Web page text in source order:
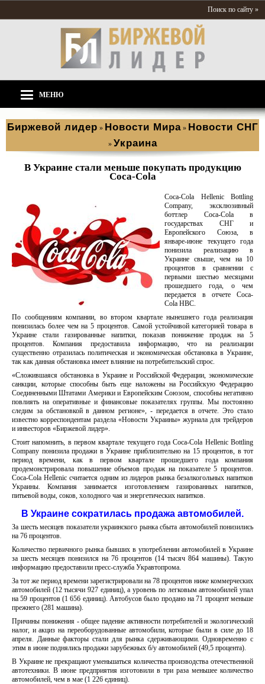
Поиск по сайту »
МЕНЮ
Биржевой лидер » Новости Мира » Новости СНГ
» Украина
В Украине стали меньше покупать продукцию
Coca-Cola
Coca-Cola Hellenic Bottling
Company, эксклюзивный
боттлер Coca-Cola в
государствах СНГ и
Европейского Союза, в
январе-июне текущего года
понизила реализацию в
Украине свыше, чем на 10
процентов в сравнении с
первыми шестью месяцами
прошедшего года, о чем
передается в отчете Сoca-
Cola HBC.
По сообщениям компании, во втором квартале нынешнего года реализация
понизилась более чем на 5 процентов. Самой устойчивой категорией товара в
Украине стали газированные напитки, показав понижение продаж на 5
процентов. Компания предоставила информацию, что на реализации
существенно отразилась политическая и экономическая обстановка в Украине,
так как данная обстановка имеет влияние на потребительский спрос.
«Сложившаяся обстановка в Украине и Российской Федерации, экономические
санкции, которые способны быть еще наложены на Российскую Федерацию
Соединенными Штатами Америки и Европейским Союзом, способны негативно
повлиять на оперативные и финансовые показателях группы. Мы постоянно
следим за обстановкой в данном регионе», - передается в отчете. Это стало
известно корреспондентам раздела «Новости Украины» журнала для трейдеров
и инвесторов «Биржевой лидер».
Стоит напомнить, в первом квартале текущего года Coca-Cola Hellenic Bottling
Company понизила продажи в Украине приблизительно на 15 процентов, в тот
период времени, как в первом квартале прошедшего года компания
продемонстрировала повышение объемов продаж на показателе 5 процентов.
Coca-Cola Hellenic считается одним из лидеров рынка безалкогольных напитков
Украины. Компания занимается изготовлением газированных напитков,
питьевой воды, соков, холодного чая и энергетических напитков.
В Украине сократилась продажа автомобилей.
За шесть месяцев показатели украинского рынка сбыта автомобилей понизились
на 76 процентов.
Количество первичного рынка бывших в употреблении автомобилей в Украине
за шесть месяцев понизился на 76 процентов (14 тысяч 864 машины). Такую
информацию предоставили пресс-служба Укравтопрома.
За тот же период времени зарегистрировали на 78 процентов ниже коммерческих
автомобилей (12 тысячи 927 единиц), а уровень по легковым автомобилей упал
на 59 процентов (1 656 единиц). Автобусов было продано на 71 процент меньше
прежнего (281 машина).
Причины понижения - общее падение активности потребителей и экологический
налог, и акциз на переоборудованные автомобили, которые были в силе до 18
апреля. Данные факторы стали для рынка сдерживающими. Одновременно с
этим в июне поднялись продажи зарубежных б/у автомобилей (49,5 процента).
В Украине не прекращают уменьшаться количества производства отечественной
автотехники. В июне предприятия изготовили в три раза меньшее количество
автомобилей, чем в мае (1 226 единиц).